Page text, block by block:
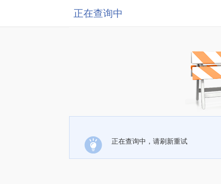
正在查询中
正在查询中，请刷新重试